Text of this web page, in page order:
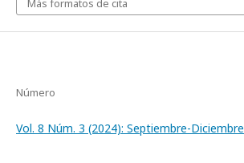
Más formatos de cita
Número
Vol. 8 Núm. 3 (2024): Septiembre-Diciembre